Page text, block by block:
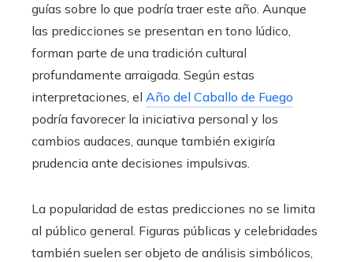
guías sobre lo que podría traer este año. Aunque
las predicciones se presentan en tono lúdico,
forman parte de una tradición cultural
profundamente arraigada. Según estas
interpretaciones, el Año del Caballo de Fuego
podría favorecer la iniciativa personal y los
cambios audaces, aunque también exigiría
prudencia ante decisiones impulsivas.
La popularidad de estas predicciones no se limita
al público general. Figuras públicas y celebridades
también suelen ser objeto de análisis simbólicos,